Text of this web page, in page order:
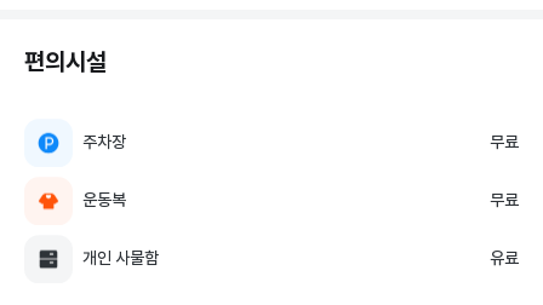
편의시설
주차장 무료
운동복 무료
개인 사물함 유료